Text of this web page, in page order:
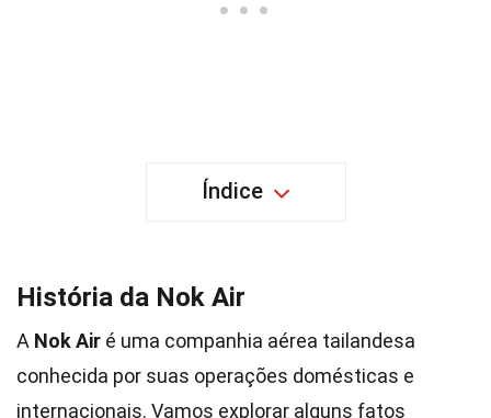
Índice
História da Nok Air
A Nok Air é uma companhia aérea tailandesa
conhecida por suas operações domésticas e
internacionais. Vamos explorar alguns fatos